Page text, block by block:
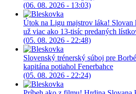
(06. 08. 2026 - 13:03)
Útok na Ligu majstrov láka! Slovan
už viac ako 13-tisíc predaných
(05. 08. 2026 - 22:48)
Slovenský trénerský súboj pre
kapitána potiahol Fenerbahce
(05. 08. 2026 - 22:24)